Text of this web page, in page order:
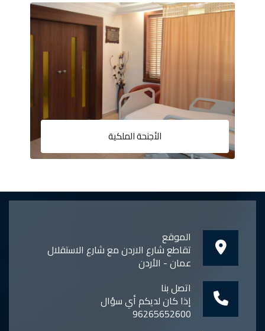
الأجنحة الملكية
الموقع
تقاطع شارع الاردن مع شارع الاستقلال
عمان - الأردن
اتصل بنا
إذا كان لديكم أي سؤال
96265652600